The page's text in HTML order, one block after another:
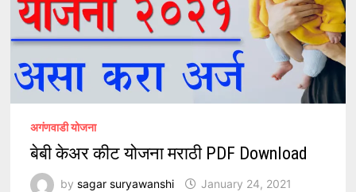
अगंणवाडी योजना
बेबी केअर कीट योजना मराठी PDF Download
by sagar suryawanshi
January 24, 2021